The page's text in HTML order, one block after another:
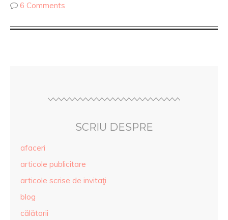
6 Comments
SCRIU DESPRE
afaceri
articole publicitare
articole scrise de invitaţi
blog
călătorii